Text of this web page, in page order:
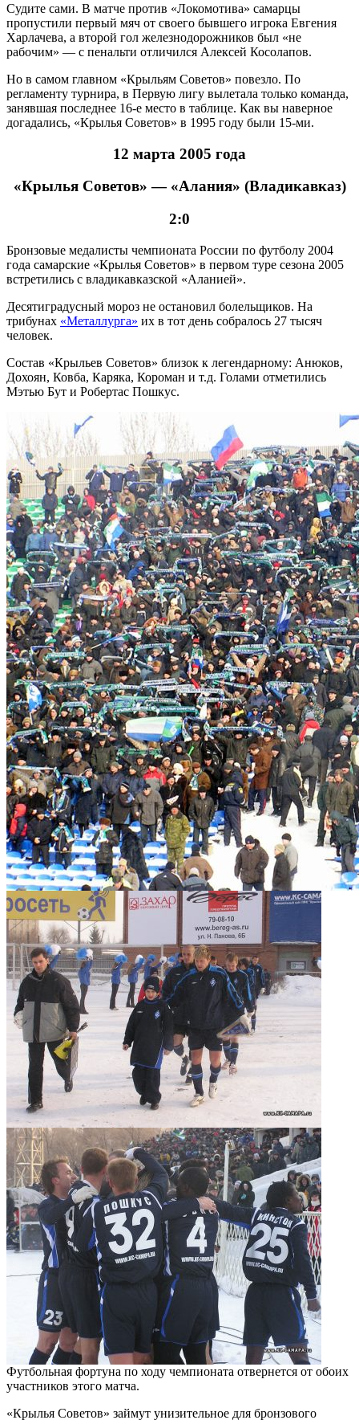
Судите сами. В матче против «Локомотива» самарцы
пропустили первый мяч от своего бывшего игрока Евгения
Харлачева, а второй гол железнодорожников был «не
рабочим» — с пенальти отличился Алексей Косолапов.
Но в самом главном «Крыльям Советов» повезло. По
регламенту турнира, в Первую лигу вылетала только команда,
занявшая последнее 16-е место в таблице. Как вы наверное
догадались, «Крылья Советов» в 1995 году были 15-ми.
12 марта 2005 года
«Крылья Советов» — «Алания» (Владикавказ)
2:0
Бронзовые медалисты чемпионата России по футболу 2004
года самарские «Крылья Советов» в первом туре сезона 2005
встретились с владикавказской «Аланией».
Десятиградусный мороз не остановил болельщиков. На
трибунах «Металлурга» их в тот день собралось 27 тысяч
человек.
Состав «Крыльев Советов» близок к легендарному: Анюков,
Дохоян, Ковба, Каряка, Короман и т.д. Голами отметились
Мэтью Бут и Робертас Пошкус.
Футбольная фортуна по ходу чемпионата отвернется от обоих
участников этого матча.
«Крылья Советов» займут унизительное для бронзового